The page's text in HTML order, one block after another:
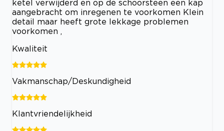
ketel verwijderd en op de schoorsteen een kap
aangebracht om inregenen te voorkomen Klein
detail maar heeft grote lekkage problemen
voorkomen ,
Kwaliteit
Vakmanschap/Deskundigheid
Klantvriendelijkheid